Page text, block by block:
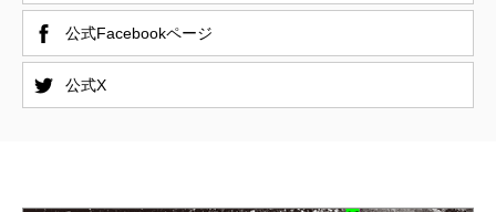
公式Facebookページ
公式X